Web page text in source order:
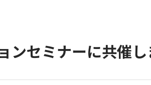
セミナーに共催し